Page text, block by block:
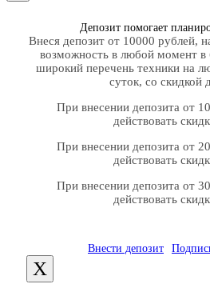
Депозит помогает
Внеся депозит от 10000 рублей,
возможность в любой момент в
широкий перечень техники на
суток, со скидкой
При внесении депозита от
действовать
При внесении депозита от
действовать
При внесении депозита от
действовать
Внести депозит
X